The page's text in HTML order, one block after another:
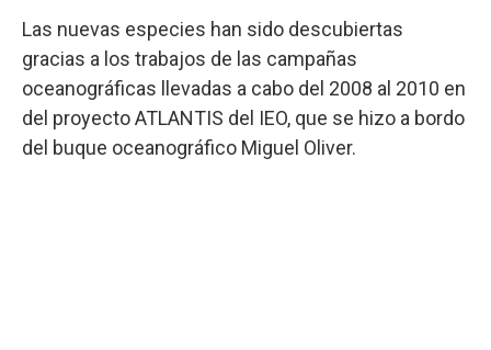
Las nuevas especies han sido descubiertas
gracias a los trabajos de las campañas
oceanográficas llevadas a cabo del 2008 al 2010 en
del proyecto ATLANTIS del IEO, que se hizo a bordo
del buque oceanográfico Miguel Oliver.